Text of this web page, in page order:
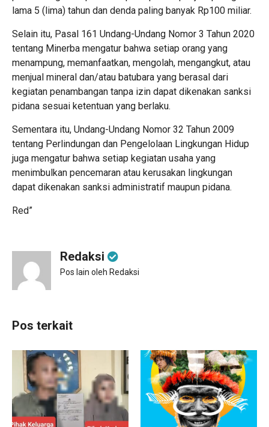
lama 5 (lima) tahun dan denda paling banyak Rp100 miliar.
Selain itu, Pasal 161 Undang-Undang Nomor 3 Tahun 2020
tentang Minerba mengatur bahwa setiap orang yang
menampung, memanfaatkan, mengolah, mengangkut, atau
menjual mineral dan/atau batubara yang berasal dari
kegiatan penambangan tanpa izin dapat dikenakan sanksi
pidana sesuai ketentuan yang berlaku.
Sementara itu, Undang-Undang Nomor 32 Tahun 2009
tentang Perlindungan dan Pengelolaan Lingkungan Hidup
juga mengatur bahwa setiap kegiatan usaha yang
menimbulkan pencemaran atau kerusakan lingkungan
dapat dikenakan sanksi administratif maupun pidana.
Red”
Redaksi
Pos lain oleh Redaksi
Pos terkait